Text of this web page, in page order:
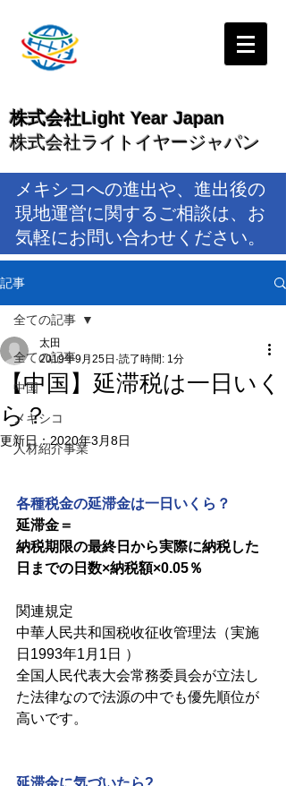
株式会社Light Year Japan
株式会社ライトイヤージャパン
メキシコへの進出や、進出後の
現地運営に関するご相談は、お
気軽にお問い合わせください。
記事
全ての記事
中国
メキシコ
人材紹介事業
全ての記事
【中国】延滞税は一日いく
ら？
太田
2019年9月25日 読了時間: 1分
更新日：2020年3月8日
各種税金の延滞金は一日いくら？
延滞金＝
納税期限の最終日から実際に納税した
日までの日数×納税額×0.05％
関連規定
中華人民共和国税收征收管理法（実施
日1993年1月1日 ）
全国人民代表大会常務委員会が立法し
た法律なので法源の中でも優先順位が
高いです。
延滞金に気づいたら?